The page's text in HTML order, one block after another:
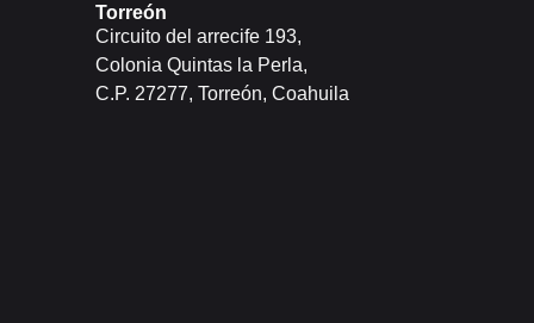
Torreón
Circuito del arrecife 193,
Colonia Quintas la Perla,
C.P. 27277, Torreón, Coahuila